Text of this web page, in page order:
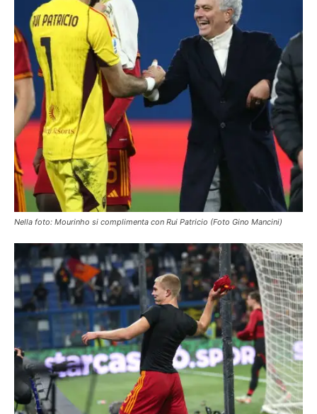
Nella foto: Mourinho si complimenta con Rui Patricio (Foto Gino Mancini)